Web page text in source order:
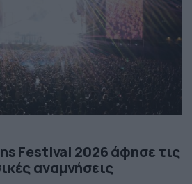
Festival 2026 άφησε τις
αναμνήσεις